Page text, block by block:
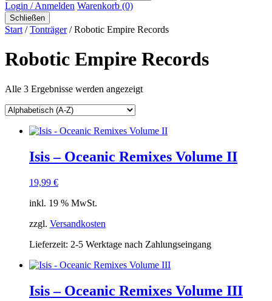
Login / Anmelden Warenkorb (0)
Schließen
Start /Tonträger/ Robotic Empire Records
Robotic Empire Records
Alle 3 Ergebnisse werden angezeigt
Isis – Oceanic Remixes Volume II
19,99 €
inkl. 19 % MwSt.
zzgl. Versandkosten
Lieferzeit: 2-5 Werktage nach Zahlungseingang
Isis – Oceanic Remixes Volume III